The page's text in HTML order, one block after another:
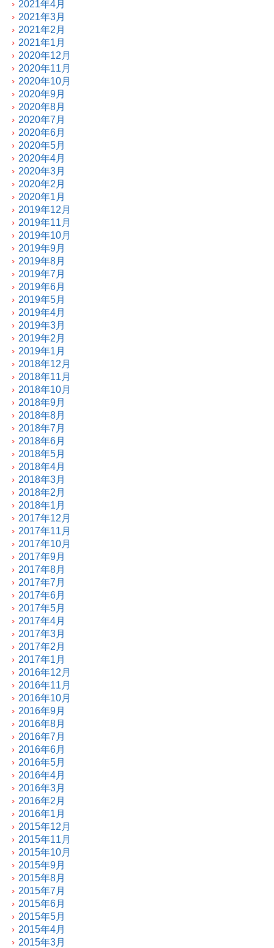
2021年4月
2021年3月
2021年2月
2021年1月
2020年12月
2020年11月
2020年10月
2020年9月
2020年8月
2020年7月
2020年6月
2020年5月
2020年4月
2020年3月
2020年2月
2020年1月
2019年12月
2019年11月
2019年10月
2019年9月
2019年8月
2019年7月
2019年6月
2019年5月
2019年4月
2019年3月
2019年2月
2019年1月
2018年12月
2018年11月
2018年10月
2018年9月
2018年8月
2018年7月
2018年6月
2018年5月
2018年4月
2018年3月
2018年2月
2018年1月
2017年12月
2017年11月
2017年10月
2017年9月
2017年8月
2017年7月
2017年6月
2017年5月
2017年4月
2017年3月
2017年2月
2017年1月
2016年12月
2016年11月
2016年10月
2016年9月
2016年8月
2016年7月
2016年6月
2016年5月
2016年4月
2016年3月
2016年2月
2016年1月
2015年12月
2015年11月
2015年10月
2015年9月
2015年8月
2015年7月
2015年6月
2015年5月
2015年4月
2015年3月